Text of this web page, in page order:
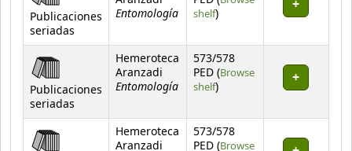
Publicaciones
seriadas
Entomología
shelf(Opens below)
)
Publicaciones
seriadas
Hemeroteca
Aranzadi
Entomología
573/578
PED (Browse
shelf(Opens below)
)
Hemeroteca
Aranzadi
573/578
PED (Browse